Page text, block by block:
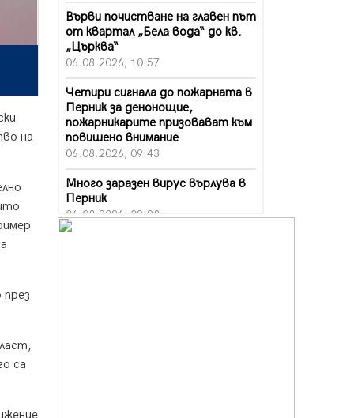
на
са
Върви почистване на главен път
от квартал „Бела вода“ до кв.
„Църква“
06.08.2026, 10:57
Четири сигнала до пожарната в
Перник за денонощие,
пожарникарите призовават към
повишено внимание
06.08.2026, 09:43
Много заразен вирус върлува в
Перник
06.08.2026, 09:28